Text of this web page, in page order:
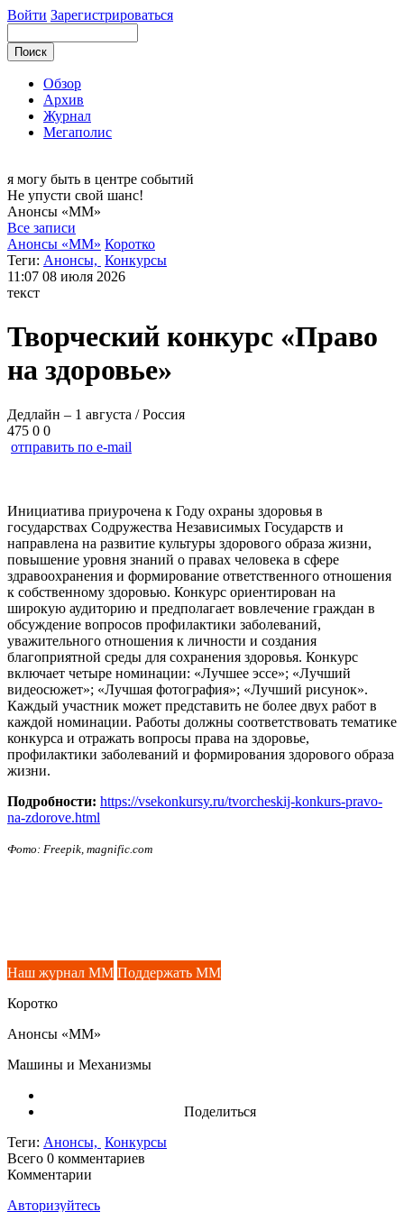
Войти Зарегистрироваться
Обзор
Архив
Журнал
Мегаполис
я могу быть в центре событий
Не упусти свой шанс!
Анонсы «ММ»
Все записи
Анонсы «ММ» Коротко
Теги: Анонсы, Конкурсы
11:07 08 июля 2026
текст
Творческий конкурс «Право
на здоровье»
Дедлайн – 1 августа / Россия
475 0 0
отправить по e-mail
Инициатива приурочена к Году охраны здоровья в
государствах Содружества Независимых Государств и
направлена на развитие культуры здорового образа жизни,
повышение уровня знаний о правах человека в сфере
здравоохранения и формирование ответственного отношения
к собственному здоровью. Конкурс ориентирован на
широкую аудиторию и предполагает вовлечение граждан в
обсуждение вопросов профилактики заболеваний,
уважительного отношения к личности и создания
благоприятной среды для сохранения здоровья. Конкурс
включает четыре номинации: «Лучшее эссе»; «Лучший
видеосюжет»; «Лучшая фотография»; «Лучший рисунок».
Каждый участник может представить не более двух работ в
каждой номинации. Работы должны соответствовать тематике
конкурса и отражать вопросы права на здоровье,
профилактики заболеваний и формирования здорового образа
жизни.
Подробности: https://vsekonkursy.ru/tvorcheskij-konkurs-pravo-
na-zdorove.html
Фото: Freepik, magnific.com
Наш журнал ММ Поддержать ММ
Коротко
Анонсы «ММ»
Машины и Механизмы
Поделиться
Теги: Анонсы, Конкурсы
Всего 0 комментариев
Комментарии
Авторизуйтесь